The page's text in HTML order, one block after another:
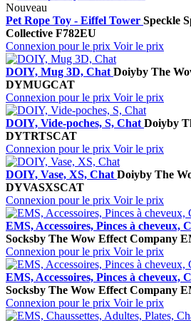
Nouveau
Pet Rope Toy - Eiffel Tower Speckle
Collective F782EU
Connexion pour le prix Voir le prix
DOIY, Mug 3D, Chat Doiyby The
DYMUGCAT
Connexion pour le prix Voir le prix
DOIY, Vide-poches, S, Chat Doiyby
DYTRTSCAT
Connexion pour le prix Voir le prix
DOIY, Vase, XS, Chat Doiyby The
DYVASXSCAT
Connexion pour le prix Voir le prix
EMS, Accessoires, Pinces à cheveux,
Socksby The Wow Effect Company
Connexion pour le prix Voir le prix
EMS, Accessoires, Pinces à cheveux,
Socksby The Wow Effect Company
Connexion pour le prix Voir le prix